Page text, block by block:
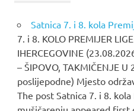
Satnica 7. i 8. kola
7. i 8. KOLO PREMIJER
IHERCEGOVINE
– ŠIPOVO, TAKMIČENJE U
poslijepodne) Mjesto
The post Satnica 7. i 8.